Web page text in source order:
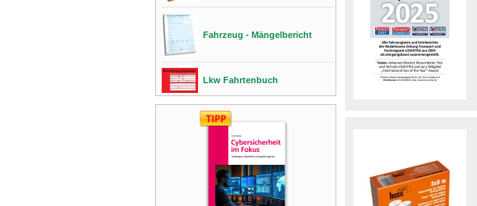
Fahrzeug - Mängelbericht
Lkw Fahrtenbuch